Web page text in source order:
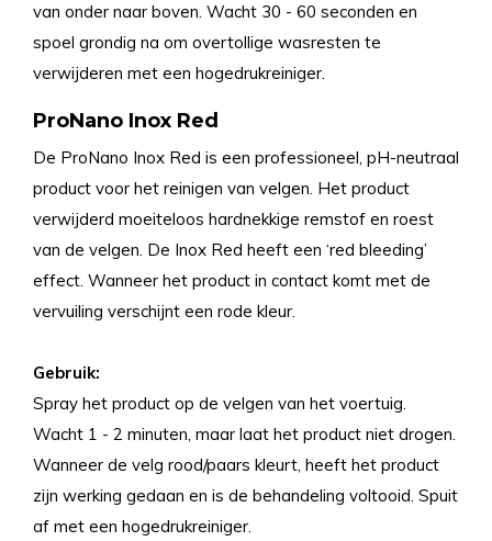
van onder naar boven. Wacht 30 - 60 seconden en
spoel grondig na om overtollige wasresten te
verwijderen met een hogedrukreiniger.
ProNano Inox Red
De ProNano Inox Red is een professioneel, pH-neutraal
product voor het reinigen van velgen. Het product
verwijderd moeiteloos hardnekkige remstof en roest
van de velgen. De Inox Red heeft een ‘red bleeding’
effect. Wanneer het product in contact komt met de
vervuiling verschijnt een rode kleur.
Gebruik:
Spray het product op de velgen van het voertuig.
Wacht 1 - 2 minuten, maar laat het product niet drogen.
Wanneer de velg rood/paars kleurt, heeft het product
zijn werking gedaan en is de behandeling voltooid. Spuit
af met een hogedrukreiniger.